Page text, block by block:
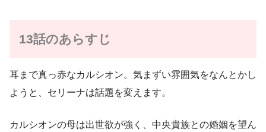
13話のあらすじ
耳まで真っ赤なカルシオン。気まずい雰囲気をなんとかし
ようと、セリーナは話題を変えます。
カルシオンの母は出世欲が強く、中央貴族との婚姻を望ん